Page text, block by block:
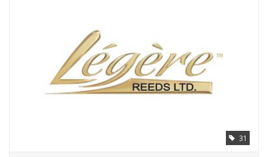
31